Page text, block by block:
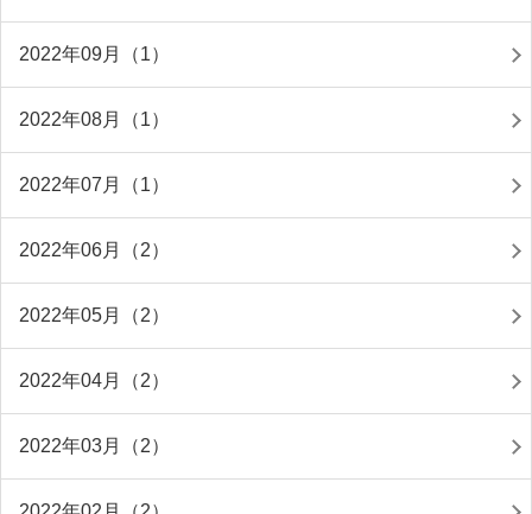
2022年09月（1）
2022年08月（1）
2022年07月（1）
2022年06月（2）
2022年05月（2）
2022年04月（2）
2022年03月（2）